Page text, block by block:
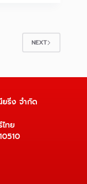
NEXT
ริ่ง จำกัด
ทย